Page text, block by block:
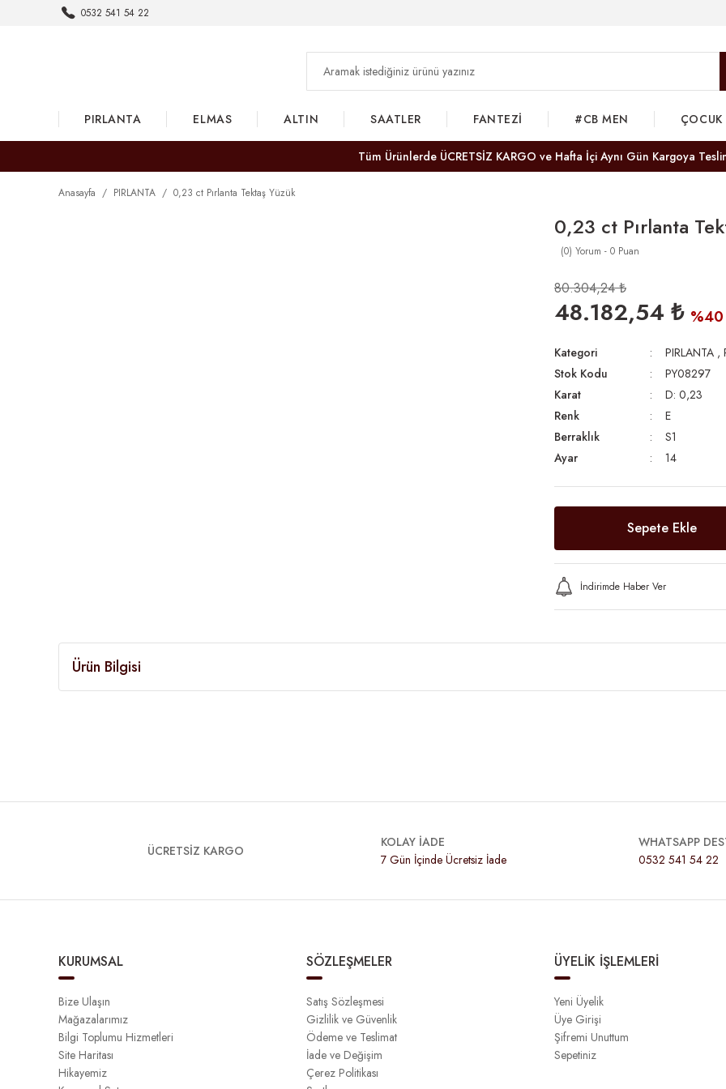
0532 541 54 22
PIRLANTA ELMAS ALTIN SAATLER FANTEZİ #CB MEN ÇOCUK
Tüm Ürünlerde ÜCRETSİZ KARGO ve Hafta İçi Aynı Gün Kargoya
Anasayfa PIRLANTA 0,23 ct Pırlanta Tektaş Yüzük
0,23 ct Pırlanta
(0) Yorum - 0 Puan
80.304,24 ₺
48.182,54 ₺ %40
Kategori PIRLANTA ,
Stok Kodu
PY08297
Karat
D: 0,23
Renk
E
Berraklık
S1
Ayar
14
Sepete Ekle
İndirimde Haber Ver
Ürün Bilgisi
ÜCRETSİZ KARGO
KOLAY İADE
7 Gün İçinde Ücretsiz İade
WHATSAPP
0532 541 54 22
KURUMSAL
Bize Ulaşın
Mağazalarımız
Bilgi Toplumu Hizmetleri
Site Haritası
Hikayemiz
SÖZLEŞMELER
Satış Sözleşmesi
Gizlilik ve Güvenlik
Ödeme ve Teslimat
İade ve Değişim
Çerez Politikası
ÜYELİK İŞLEMLERİ
Yeni Üyelik
Üye Girişi
Şifremi Unuttum
Sepetiniz